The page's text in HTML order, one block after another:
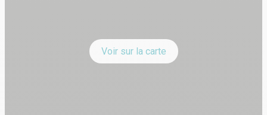
Voir sur la carte